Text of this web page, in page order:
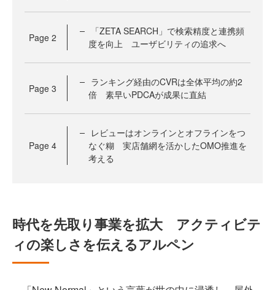
Page 2
「ZETA SEARCH」で検索精度と連携頻
度を向上 ユーザビリティの追求へ
Page 3
ランキング経由のCVRは全体平均の約2
倍 素早いPDCAが成果に直結
Page 4
レビューはオンラインとオフラインをつ
なぐ糊 実店舗網を活かしたOMO推進を
考える
時代を先取り事業を拡大 アクティビテ
ィの楽しさを伝えるアルペン